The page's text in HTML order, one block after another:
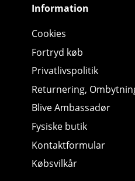
Information
Cookies
Fortryd køb
Privatlivspolitik
Returnering,
Blive Ambassadør
Fysiske butik
Kontaktformular
Købsvilkår